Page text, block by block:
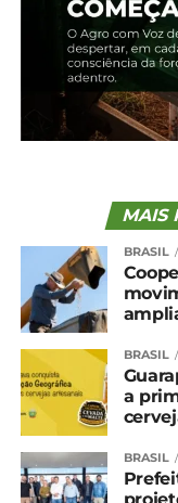
Preços de
principais
NÃO PERCA
Menor
milho
MAIS
BRASIL
BRASIL
a
BRASIL